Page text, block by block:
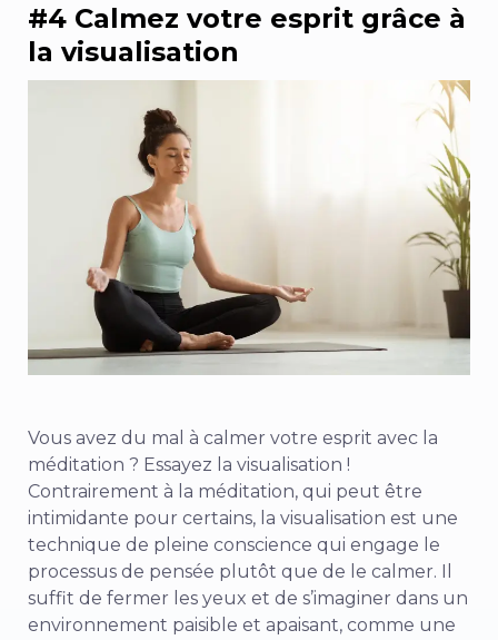
#4 Calmez votre esprit grâce à
la visualisation
Vous avez du mal à calmer votre esprit avec la
méditation ? Essayez la visualisation !
Contrairement à la méditation, qui peut être
intimidante pour certains, la visualisation est une
technique de pleine conscience qui engage le
processus de pensée plutôt que de le calmer. Il
suffit de fermer les yeux et de s’imaginer dans un
environnement paisible et apaisant, comme une